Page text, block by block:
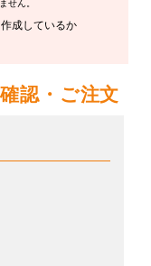
せん。
成しているか
認・ご注文